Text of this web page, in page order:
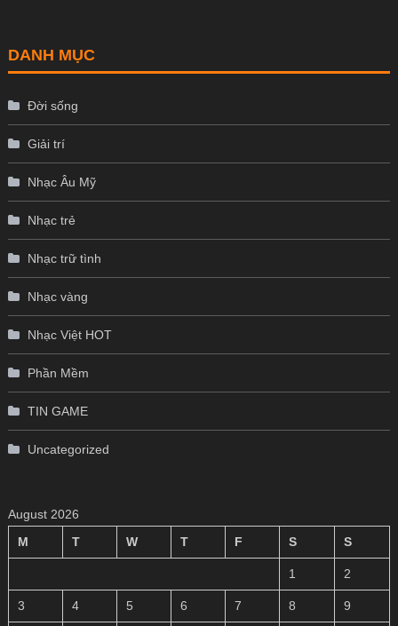
DANH MỤC
Đời sống
Giải trí
Nhạc Âu Mỹ
Nhạc trẻ
Nhạc trữ tình
Nhạc vàng
Nhạc Việt HOT
Phần Mềm
TIN GAME
Uncategorized
August 2026
M
T W T F S S
1 2
3 4 5 6 7 8 9